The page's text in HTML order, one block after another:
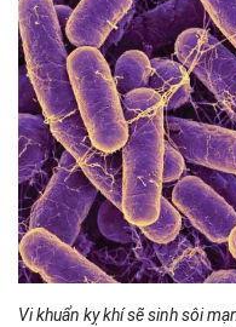
Vi khuẩn kỵ khí sẽ sinh sôi